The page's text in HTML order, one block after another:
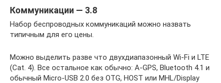
Коммуникации — 3.8
Набор беспроводных коммуникаций можно назвать
типичным для его цены.
Можно выделить разве что двухдиапазонный Wi-Fi и LTE
(Cat. 4). Все остальное как обычно: A-GPS, Bluetooth 4.1 и
обычный Micro-USB 2.0 без OTG, HOST или MHL/Display